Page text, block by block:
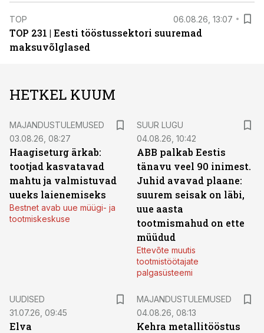
TOP 06.08.26, 13:07
TOP 231 | Eesti tööstussektori suuremad
maksuvõlglased
HETKEL KUUM
MAJANDUSTULEMUSED
03.08.26, 08:27
Haagiseturg ärkab:
tootjad kasvatavad
mahtu ja valmistuvad
uueks laienemiseks
Bestnet avab uue müügi- ja
tootmiskeskuse
SUUR LUGU
04.08.26, 10:42
ABB palkab Eestis
tänavu veel 90 inimest.
Juhid avavad plaane:
suurem seisak on läbi,
uue aasta
tootmismahud on ette
müüdud
Ettevõte muutis
tootmistöötajate
palgasüsteemi
UUDISED
31.07.26, 09:45
Elva
MAJANDUSTULEMUSED
04.08.26, 08:13
Kehra metallitööstus